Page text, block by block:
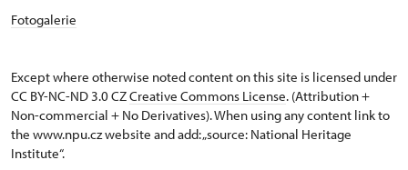
Fotogalerie
Except where otherwise noted content on this site is licensed under
CC BY-NC-ND 3.0 CZCreative Commons License. (Attribution +
Non-commercial + No Derivatives). When using any content link to
the www.npu.cz website and add: „source: National Heritage
Institute“.